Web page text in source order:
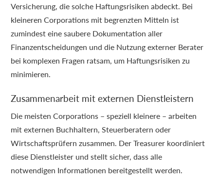
Versicherung, die solche Haftungsrisiken abdeckt. Bei
kleineren Corporations mit begrenzten Mitteln ist
zumindest eine saubere Dokumentation aller
Finanzentscheidungen und die Nutzung externer Berater
bei komplexen Fragen ratsam, um Haftungsrisiken zu
minimieren.
Zusammenarbeit mit externen Dienstleistern
Die meisten Corporations – speziell kleinere – arbeiten
mit externen Buchhaltern, Steuerberatern oder
Wirtschaftsprüfern zusammen. Der Treasurer koordiniert
diese Dienstleister und stellt sicher, dass alle
notwendigen Informationen bereitgestellt werden.